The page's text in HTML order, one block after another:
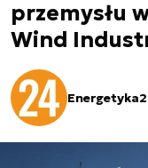
przemysłu
Wind